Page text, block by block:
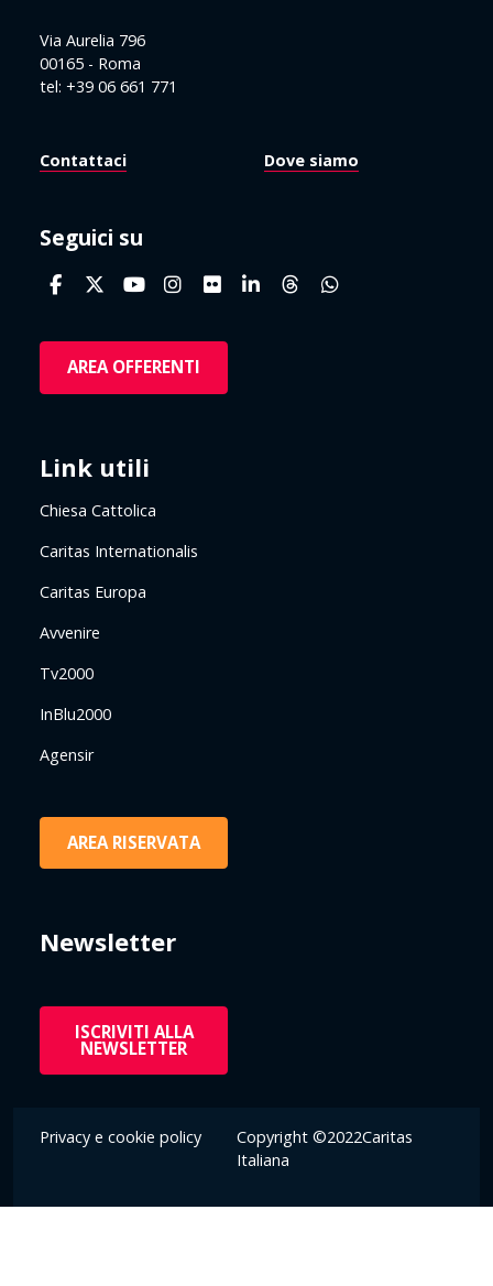
Via Aurelia 796
00165 - Roma
tel: +39 06 661 771
Contattaci Dove siamo
Seguici su
AREA OFFERENTI
Link utili
Chiesa Cattolica
Caritas Internationalis
Caritas Europa
Avvenire
Tv2000
InBlu2000
Agensir
AREA RISERVATA
Newsletter
ISCRIVITI ALLA
NEWSLETTER
Privacy e cookie policy
Copyright ©2022Caritas
Italiana